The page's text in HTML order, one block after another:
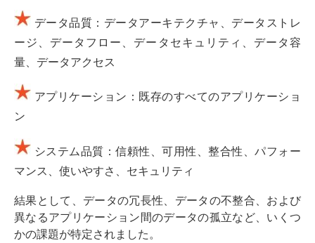
データ品質：データアーキテクチャ、データストレ
ージ、データフロー、データセキュリティ、データ容
量、データアクセス
アプリケーション：既存のすべてのアプリケーショ
ン
システム品質：信頼性、可用性、整合性、パフォー
マンス、使いやすさ、セキュリティ
結果として、データの冗長性、データの不整合、および
異なるアプリケーション間のデータの孤立など、いくつ
かの課題が特定されました。